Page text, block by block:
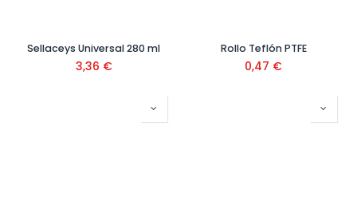
Sellaceys Universal 280 ml
3,36 €
Rollo Teflón PTFE
0,47 €